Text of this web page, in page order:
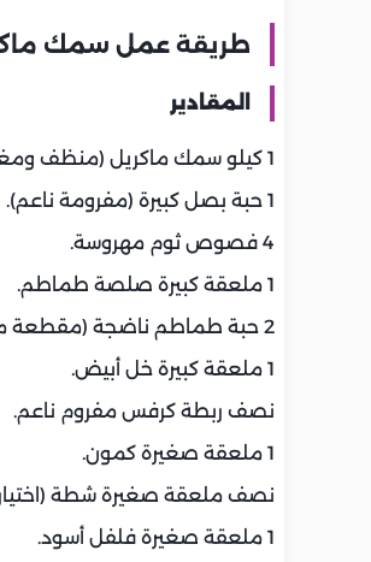
طريقة عمل سمك
المقادير
1 كيلو سمك ماكريل (منظف ومغسول جيدًا).
1 حبة بصل كبيرة (مفرومة ناعم).
4 فصوص ثوم مهروسة.
1 ملعقة كبيرة صلصة طماطم.
2 حبة طماطم ناضجة (مقطعة مكعبات صغيرة).
1 ملعقة كبيرة خل أبيض.
نصف ربطة كرفس مفروم ناعم.
1 ملعقة صغيرة كمون.
نصف ملعقة صغيرة شطة
1 ملعقة صغيرة فلفل أسود.